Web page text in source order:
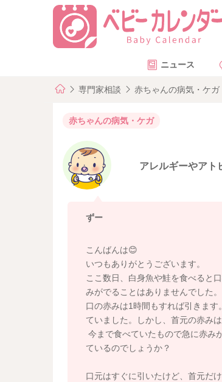
ニュース
専門家相談 赤ちゃんの病気・ケガ
赤ちゃんの病気・ケガ
アレルギーやアト
ずー
こんばんは😊
いつもありがとうございます。
ここ数日、白身魚や鮭を食べると
みがでることはありませんでした。
口の赤みは1時間もすれば引きま
ていました。しかし、首元の赤み
今まで食べていたもので急に赤み
ているのでしょうか？
口元はすぐに引いたけど、首元だ